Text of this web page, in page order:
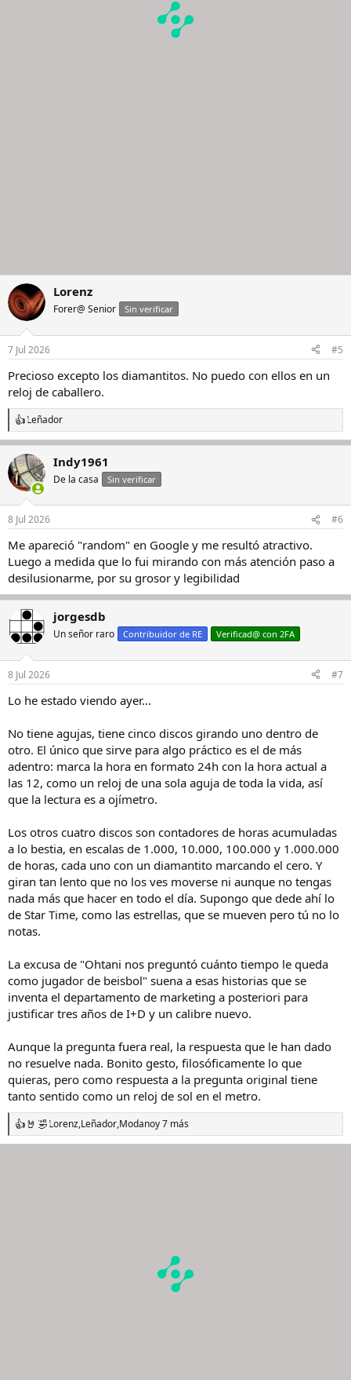
Lorenz
Forer@ Senior Sin verificar
7 Jul 2026 #5
Precioso excepto los diamantitos. No puedo con ellos en un
reloj de caballero.
R
e
c
c
i
n
e
:
Leñador
Indy1961
De la casa Sin verificar
8 Jul 2026 #6
Me apareció "random" en Google y me resultó atractivo.
Luego a medida que lo fui mirando con más atención paso a
desilusionarme, por su grosor y legibilidad
jorgesdb
Un señor raro Contribuidor de RE Verificad@ con 2FA
8 Jul 2026 #7
Lo he estado viendo ayer...
No tiene agujas, tiene cinco discos girando uno dentro de
otro. El único que sirve para algo práctico es el de más
adentro: marca la hora en formato 24h con la hora actual a
las 12, como un reloj de una sola aguja de toda la vida, así
que la lectura es a ojímetro.
Los otros cuatro discos son contadores de horas acumuladas
a lo bestia, en escalas de 1.000, 10.000, 100.000 y 1.000.000
de horas, cada uno con un diamantito marcando el cero. Y
giran tan lento que no los ves moverse ni aunque no tengas
nada más que hacer en todo el día. Supongo que dede ahí lo
de Star Time, como las estrellas, que se mueven pero tú no lo
notas.
La excusa de "Ohtani nos preguntó cuánto tiempo le queda
como jugador de beisbol" suena a esas historias que se
inventa el departamento de marketing a posteriori para
justificar tres años de I+D y un calibre nuevo.
Aunque la pregunta fuera real, la respuesta que le han dado
no resuelve nada. Bonito gesto, filosóficamente lo que
quieras, pero como respuesta a la pregunta original tiene
tanto sentido como un reloj de sol en el metro.
R
e
Lorenz,Leñador,Modanoy 7 más